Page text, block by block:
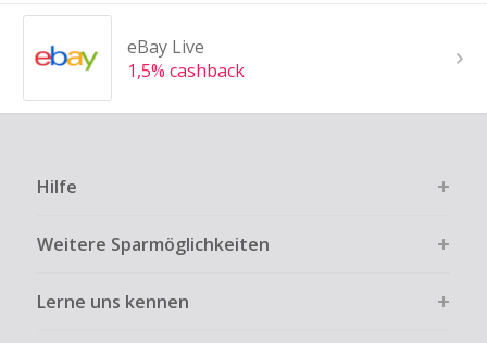
eBay Live
1,5% cashback
Hilfe
Weitere Sparmöglichkeiten
Lerne uns kennen